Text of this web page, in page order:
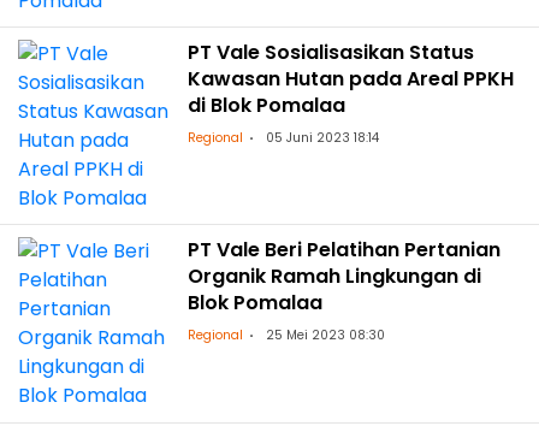
PT Vale Sosialisasikan Status
Kawasan Hutan pada Areal PPKH
di Blok Pomalaa
Regional 05 Juni 2023 18:14
PT Vale Beri Pelatihan Pertanian
Organik Ramah Lingkungan di
Blok Pomalaa
Regional 25 Mei 2023 08:30